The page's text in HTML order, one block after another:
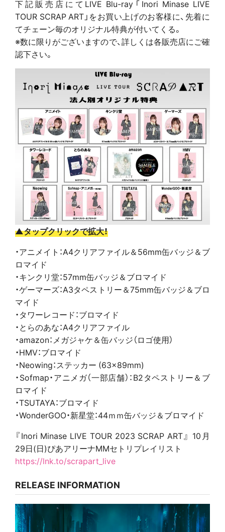
下記販売店にてLIVE Blu-ray「Inori Minase LIVE
TOUR SCRAP ART」をお買い上げのお客様に、先着に
てチェーン毎のオリジナル特典が付いてくる。
※数に限りがございますので、詳しくは各販売店にご確
認下さい。
▲タップクリックで拡大！
・アニメイト：A4クリアファイル＆56mm缶バッジ＆ブ
ロマイド
・キンクリ堂：57mm缶バッジ＆ブロマイド
・ゲーマーズ：A3タペストリー＆75mm缶バッジ＆ブロ
マイド
・タワーレコード：ブロマイド
・とらのあな：A4クリアファイル
・amazon：メガジャケ＆缶バッジ（ロゴ使用）
・HMV：ブロマイド
・Neowing：ステッカー (63×89mm)
・Sofmap・アニメガ（一部店舗）：B2タペストリー＆ブ
ロマイド
・TSUTAYA：ブロマイド
・WonderGOO・新星堂：44ｍｍ缶バッジ＆ブロマイド
『Inori Minase LIVE TOUR 2023 SCRAP ART』 10月
29日(日)ぴあアリーナMMセトリプレイリスト
https://lnk.to/scrapart_live
RELEASE INFORMATION